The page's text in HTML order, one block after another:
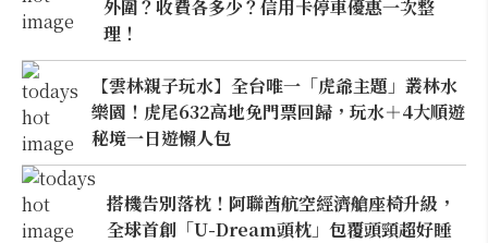
外圍？收費各多少？信用卡停車優惠一次整
理！
【雲林親子玩水】全台唯一「虎爺主題」叢林水
樂園！虎尾632高地免門票回歸，玩水＋4大順遊
秘境一日遊懶人包
搭機告別落枕！阿聯酋航空經濟艙座椅升級，
全球首創「U-Dream頭枕」包覆頭頸超好睡